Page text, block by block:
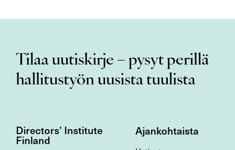
Tilaa uutiskirje – pysyt perillä
hallitustyön uusista tuulista
Directors’ Institute
Finland
Ajankohtaista